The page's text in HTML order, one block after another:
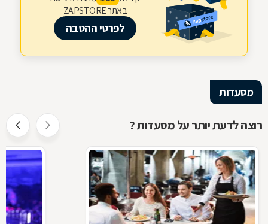
באתר ZAPSTORE
לפרטי ההטבה
מסעדות
רוצה לדעת יותר על מסעדות ?